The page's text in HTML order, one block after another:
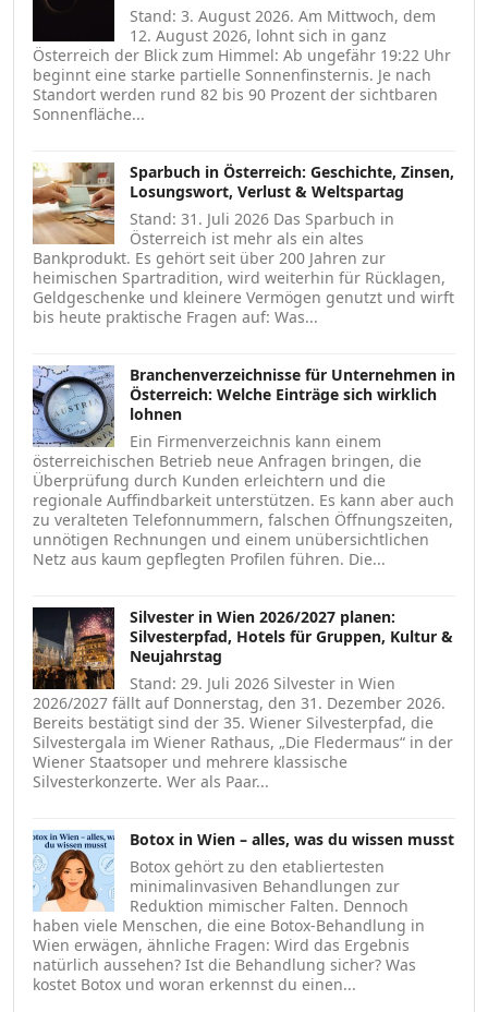
Stand: 3. August 2026. Am Mittwoch, dem
12. August 2026, lohnt sich in ganz
Österreich der Blick zum Himmel: Ab ungefähr 19:22 Uhr
beginnt eine starke partielle Sonnenfinsternis. Je nach
Standort werden rund 82 bis 90 Prozent der sichtbaren
Sonnenfläche...
Sparbuch in Österreich: Geschichte, Zinsen,
Losungswort, Verlust & Weltspartag
Stand: 31. Juli 2026 Das Sparbuch in
Österreich ist mehr als ein altes
Bankprodukt. Es gehört seit über 200 Jahren zur
heimischen Spartradition, wird weiterhin für Rücklagen,
Geldgeschenke und kleinere Vermögen genutzt und wirft
bis heute praktische Fragen auf: Was...
Branchenverzeichnisse für Unternehmen in
Österreich: Welche Einträge sich wirklich
lohnen
Ein Firmenverzeichnis kann einem
österreichischen Betrieb neue Anfragen bringen, die
Überprüfung durch Kunden erleichtern und die
regionale Auffindbarkeit unterstützen. Es kann aber auch
zu veralteten Telefonnummern, falschen Öffnungszeiten,
unnötigen Rechnungen und einem unübersichtlichen
Netz aus kaum gepflegten Profilen führen. Die...
Silvester in Wien 2026/2027 planen:
Silvesterpfad, Hotels für Gruppen, Kultur &
Neujahrstag
Stand: 29. Juli 2026 Silvester in Wien
2026/2027 fällt auf Donnerstag, den 31. Dezember 2026.
Bereits bestätigt sind der 35. Wiener Silvesterpfad, die
Silvestergala im Wiener Rathaus, „Die Fledermaus“ in der
Wiener Staatsoper und mehrere klassische
Silvesterkonzerte. Wer als Paar...
Botox in Wien – alles, was du wissen musst
Botox gehört zu den etabliertesten
minimalinvasiven Behandlungen zur
Reduktion mimischer Falten. Dennoch
haben viele Menschen, die eine Botox-Behandlung in
Wien erwägen, ähnliche Fragen: Wird das Ergebnis
natürlich aussehen? Ist die Behandlung sicher? Was
kostet Botox und woran erkennst du einen...